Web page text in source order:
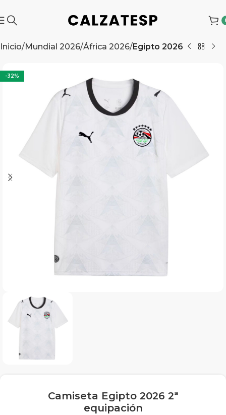
Inicio Mundial 2026 África 2026 Egipto 2026
-32%
Camiseta Egipto 2026 2ª
equipación